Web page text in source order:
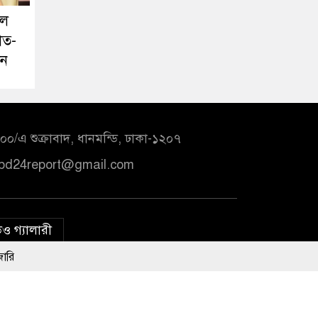
এ শুক্রাবাদ, ধানমন্ডি, ঢাকা-১২০৭
গ্যালারী